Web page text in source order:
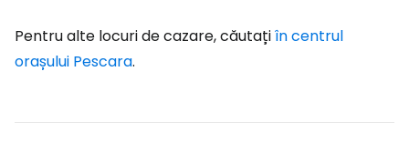
Pentru alte locuri de cazare, căutațiîn centrul
orașului Pescara.